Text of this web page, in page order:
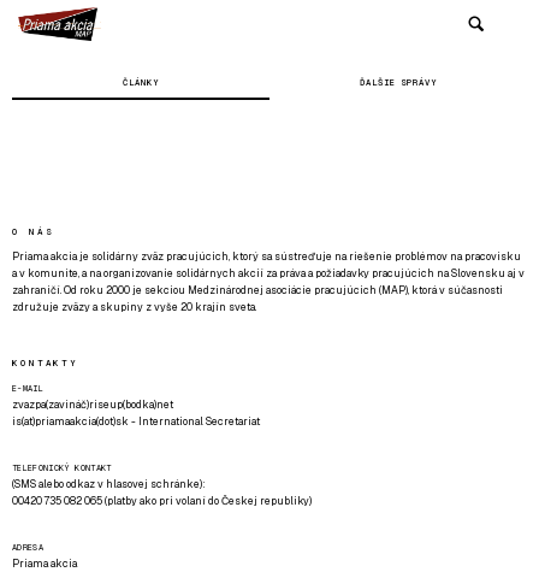
ČLÁNKY ĎALŠIE SPRÁVY
O NÁS
Priama akcia je solidárny zväz pracujúcich, ktorý sa sústreďuje na riešenie problémov na pracovisku
a v komunite, a na organizovanie solidárnych akcií za práva a požiadavky pracujúcich na Slovensku aj v
zahraničí. Od roku 2000 je sekciou Medzinárodnej asociácie pracujúcich (MAP), ktorá v súčasnosti
združuje zväzy a skupiny z vyše 20 krajín sveta.
KONTAKTY
E-MAIL
zvazpa(zavináč)riseup(bodka)net
is(at)priamaakcia(dot)sk - International Secretariat
TELEFONICKÝ KONTAKT
(SMS alebo odkaz v hlasovej schránke):
00420 735 082 065 (platby ako pri volaní do Českej republiky)
ADRESA
Priama akcia